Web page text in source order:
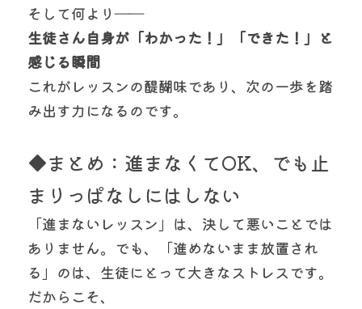
そして何より――
生徒さん自身が「わかった！」「できた！」と
感じる瞬間
これがレッスンの醍醐味であり、次の一歩を踏
み出す力になるのです。
◆まとめ：進まなくてOK、でも止
まりっぱなしにはしない
「進まないレッスン」は、決して悪いことでは
ありません。でも、「進めないまま放置され
る」のは、生徒にとって大きなストレスです。
だからこそ、